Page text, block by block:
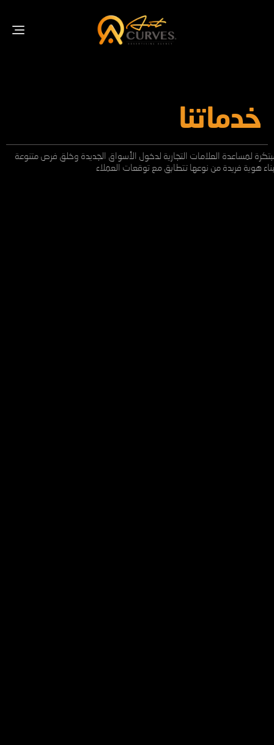
خدماتنا
لمساعدة العلامات التجارية لدخول الأسواق الجديدة وخلق فرص متنوعة
هوية فريدة من نوعها تتطابق مع توقعات العملاء